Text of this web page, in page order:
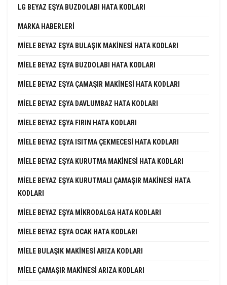
LG BEYAZ EŞYA BUZDOLABI HATA KODLARI
MARKA HABERLERI
MIELE BEYAZ EŞYA BULAŞIK MAKINESI HATA KODLARI
MIELE BEYAZ EŞYA BUZDOLABI HATA KODLARI
MIELE BEYAZ EŞYA ÇAMAŞIR MAKINESI HATA KODLARI
MIELE BEYAZ EŞYA DAVLUMBAZ HATA KODLARI
MIELE BEYAZ EŞYA FIRIN HATA KODLARI
MIELE BEYAZ EŞYA ISITMA ÇEKMECESI HATA KODLARI
MIELE BEYAZ EŞYA KURUTMA MAKINESI HATA KODLARI
MIELE BEYAZ EŞYA KURUTMALI ÇAMAŞIR MAKINESI HATA
KODLARI
MIELE BEYAZ EŞYA MIKRODALGA HATA KODLARI
MIELE BEYAZ EŞYA OCAK HATA KODLARI
MIELE BULAŞIK MAKINESI ARIZA KODLARI
MIELE ÇAMAŞIR MAKINESI ARIZA KODLARI